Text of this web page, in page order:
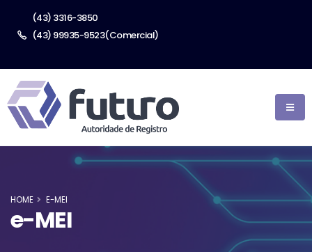
(43) 3316-3850
(43) 99935-9523(Comercial)
e-MEI
HOME E-MEI